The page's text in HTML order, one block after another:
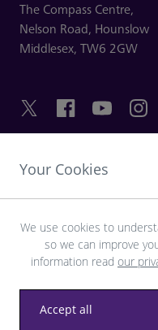
The Compass Centre,
Nelson Road, Hounslow
Middlesex, TW6 2GW
友情链接
探索希思罗机场
Your Cookies
We use cookies to
so we can improve
information read our
Accept all